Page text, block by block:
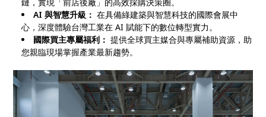
AI 與智慧升級： 在具備綠建築與智慧科技的國際會展中
心，深度體驗台灣工業在 AI 賦能下的數位轉型實力。
國際買主專屬福利： 提供全球買主媒合與專屬補助資源，助
您親臨現場掌握產業最新趨勢。